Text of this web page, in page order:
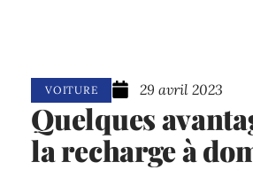
VOITURE 29 avril 2023
Quelques
la recharge à